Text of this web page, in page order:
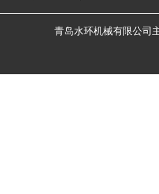
青岛水环机械有限公司